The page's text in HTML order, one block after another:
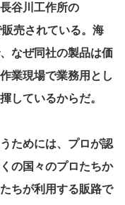
谷川工作所の
売されている。海
なぜ同社の製品は価
業現場で業務用とし
しているからだ。
ためには、プロが認
の国々のプロたちか
ちが利用する販路で